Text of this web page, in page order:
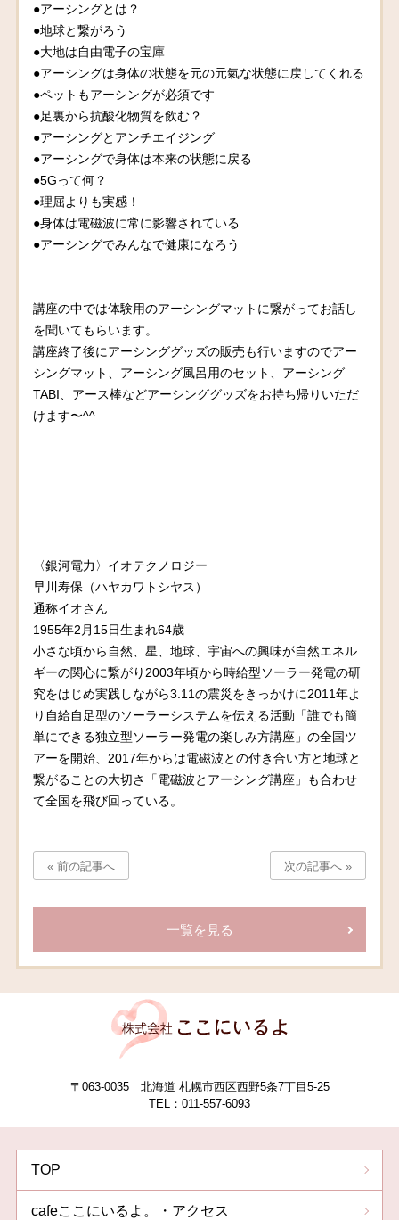
●アーシングとは？
●地球と繋がろう
●大地は自由電子の宝庫
●アーシングは身体の状態を元の元氣な状態に戻してくれる
●ペットもアーシングが必須です
●足裏から抗酸化物質を飲む？
●アーシングとアンチエイジング
●アーシングで身体は本来の状態に戻る
●5Gって何？
●理屈よりも実感！
●身体は電磁波に常に影響されている
●アーシングでみんなで健康になろう
講座の中では体験用のアーシングマットに繋がってお話し
を聞いてもらいます。
講座終了後にアーシンググッズの販売も行いますのでアー
シングマット、アーシング風呂用のセット、アーシング
TABI、アース棒などアーシンググッズをお持ち帰りいただ
けます〜^^
〈銀河電力〉イオテクノロジー
早川寿保（ハヤカワトシヤス）
通称イオさん
1955年2月15日生まれ64歳
小さな頃から自然、星、地球、宇宙への興味が自然エネル
ギーの関心に繋がり2003年頃から時給型ソーラー発電の研
究をはじめ実践しながら3.11の震災をきっかけに2011年よ
り自給自足型のソーラーシステムを伝える活動「誰でも簡
単にできる独立型ソーラー発電の楽しみ方講座」の全国ツ
アーを開始、2017年からは電磁波との付き合い方と地球と
繋がることの大切さ「電磁波とアーシング講座」も合わせ
て全国を飛び回っている。
« 前の記事へ 次の記事へ »
一覧を見る
〒063-0035 北海道 札幌市西区西野5条7丁目5-25
TEL：011-557-6093
TOP
cafeここにいるよ。・アクセス